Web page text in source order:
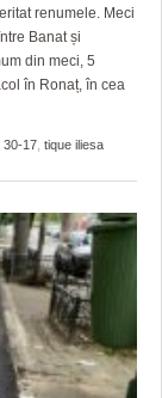
renumele. Meci
Banat și
din meci, 5
în Ronaț, în cea
30-17 tique iliesa